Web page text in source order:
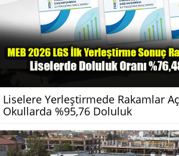
Liselere Yerleştirmede Rakamlar
Okullarda %95,76 Doluluk